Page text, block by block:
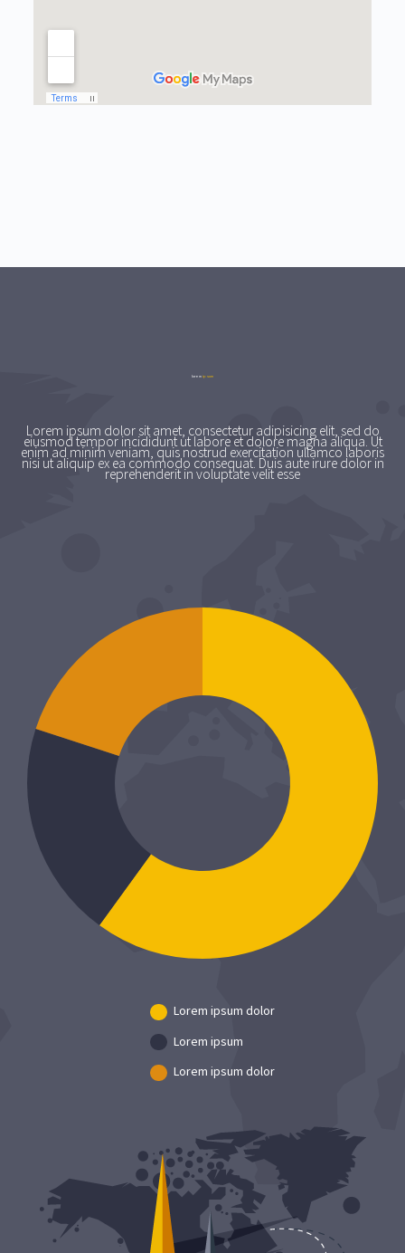
loremipsum
Lorem ipsum dolor sit amet, consectetur adipisicing elit, sed do
eiusmod tempor incididunt ut labore et dolore magna aliqua. Ut
enim ad minim veniam, quis nostrud exercitation ullamco laboris
nisi ut aliquip ex ea commodo consequat. Duis aute irure dolor in
reprehenderit in voluptate velit esse
Lorem ipsum dolor
Lorem ipsum
Lorem ipsum dolor